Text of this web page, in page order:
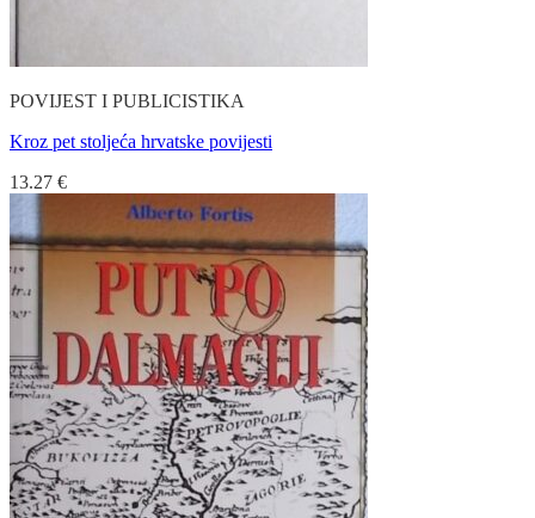
POVIJEST I PUBLICISTIKA
Kroz pet stoljeća hrvatske povijesti
13.27 €